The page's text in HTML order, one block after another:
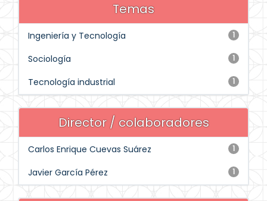
Temas
1
Ingeniería y Tecnología
1
Sociología
1
Tecnología industrial
Director / colaboradores
1
Carlos Enrique Cuevas Suárez
1
Javier García Pérez